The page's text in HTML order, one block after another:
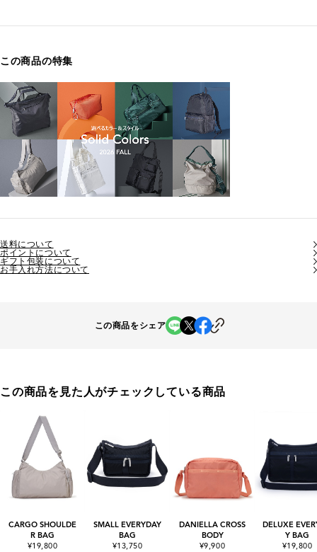
この商品の特集
送料について
ポイントについて
ギフト包装について
お手入れ方法について
この商品をシェア
この商品を見た人がチェックしている商品
CARGO SHOULDE
R BAG
¥19,800
SMALL EVERYDAY
BAG
¥13,750
DANIELLA CROSS
BODY
¥9,900
DELUXE
Y BAG
¥19,800